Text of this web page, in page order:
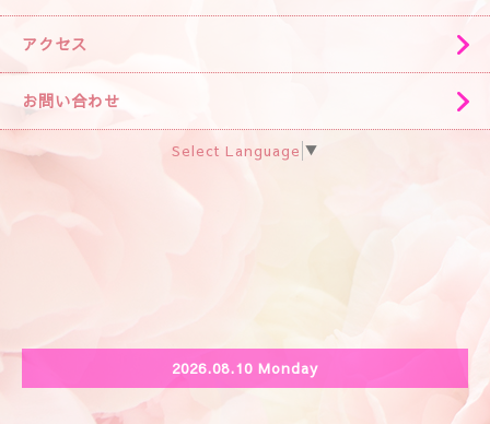
アクセス
お問い合わせ
Select Language ▼
2026.08.10 Monday